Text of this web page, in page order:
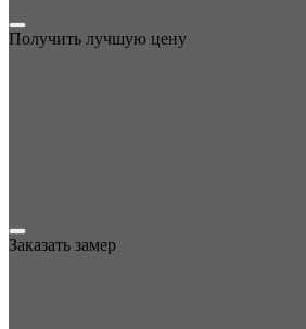
Получить лучшую цену
Заказать замер